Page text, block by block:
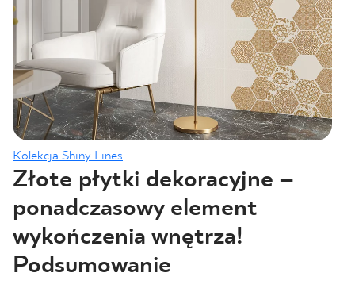
Kolekcja Shiny Lines
Złote płytki dekoracyjne –
ponadczasowy element
wykończenia wnętrza!
Podsumowanie